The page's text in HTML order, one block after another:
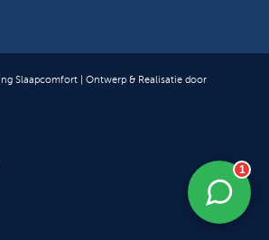
Slaapcomfort | Ontwerp & Realisatie door
1